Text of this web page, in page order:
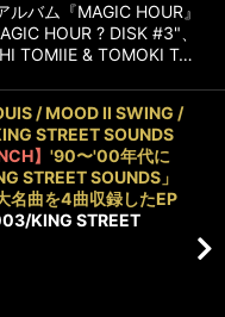
ルバム『MAGIC HOUR』
HOUR ? DISK #3"、
TOMIIE & TOMOKI T…
/ MOOD II SWING /
STREET SOUNDS
】 '90〜'00年代に
STREET SOUNDS」
名曲を4曲収録したEP
KING STREET